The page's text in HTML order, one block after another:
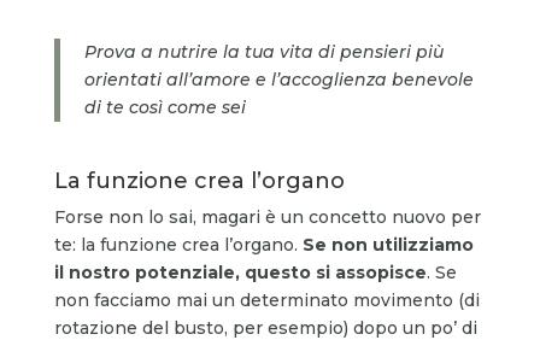
Prova a nutrire la tua vita di pensieri più
orientati all’amore e l’accoglienza benevole
di te così come sei
La funzione crea l’organo
Forse non lo sai, magari è un concetto nuovo per
te: la funzione crea l’organo. Se non utilizziamo
il nostro potenziale, questo si assopisce. Se
non facciamo mai un determinato movimento (di
rotazione del busto, per esempio) dopo un po’ di